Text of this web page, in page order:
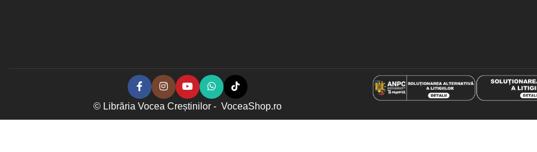
© Librăria Vocea Creștinilor - VoceaShop.ro